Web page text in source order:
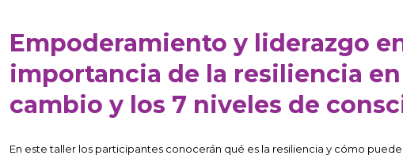
Empoderamiento y liderazgo
importancia de la resiliencia
cambio y los 7 niveles de
En este taller los participantes conocerán qué es la resiliencia y cómo